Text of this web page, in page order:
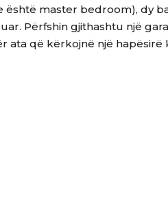
master bedroom), dy
Përfshin gjithashtu një
që kërkojnë një